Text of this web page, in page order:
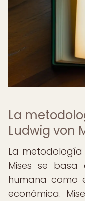
La
Ludwig von
La
Mises se
humana como
económica.